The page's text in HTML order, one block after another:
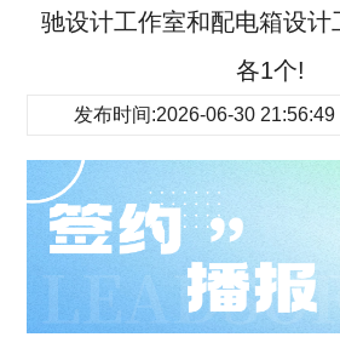
驰设计工作室和配电箱设计
各1个!
发布时间:2026-06-30 21:56:49